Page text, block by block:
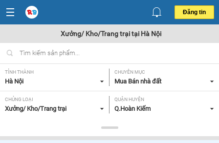
Đăng tin
Xưởng/ Kho/Trang trại tại Hà Nội
TỈNH THÀNH
Hà Nội
CHUYÊN MỤC
Mua Bán nhà đất
CHỦNG LOẠI
Xưởng/ Kho/Trang trại
QUẬN HUYỆN
Q.Hoàn Kiếm
Tất cả
MỨC GIÁ
Tất cả